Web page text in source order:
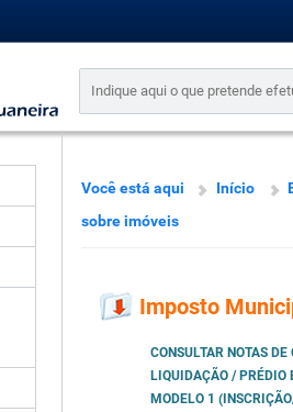
Você está aqui Início
sobre imóveis
Imposto
CONSULTAR NOTAS DE
LIQUIDAÇÃO / PRÉDIO
MODELO 1